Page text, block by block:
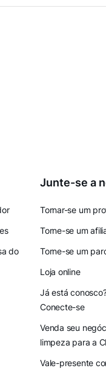
do
Junte-se a
Tornar-se um
Torne-se um
Torne-se um
Loja online
Já está
Conecte-se
Venda seu
limpeza para a
Vale-presente